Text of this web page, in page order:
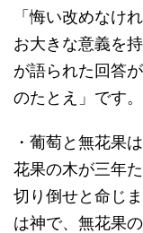
「悔い改めなけ
お大きな意義を
が語られた回答
のたとえ」です。
・葡萄と無花果
花果の木が三年
切り倒せと命じ
は神で、無花果